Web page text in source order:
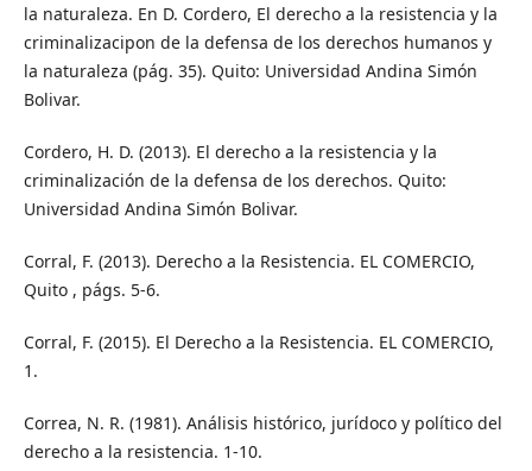
la naturaleza. En D. Cordero, El derecho a la resistencia y la
criminalizacipon de la defensa de los derechos humanos y
la naturaleza (pág. 35). Quito: Universidad Andina Simón
Bolivar.
Cordero, H. D. (2013). El derecho a la resistencia y la
criminalización de la defensa de los derechos. Quito:
Universidad Andina Simón Bolivar.
Corral, F. (2013). Derecho a la Resistencia. EL COMERCIO,
Quito , págs. 5-6.
Corral, F. (2015). El Derecho a la Resistencia. EL COMERCIO,
1.
Correa, N. R. (1981). Análisis histórico, jurídoco y político del
derecho a la resistencia. 1-10.